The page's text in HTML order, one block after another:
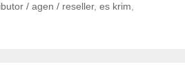
/ agen / reseller, es krim,